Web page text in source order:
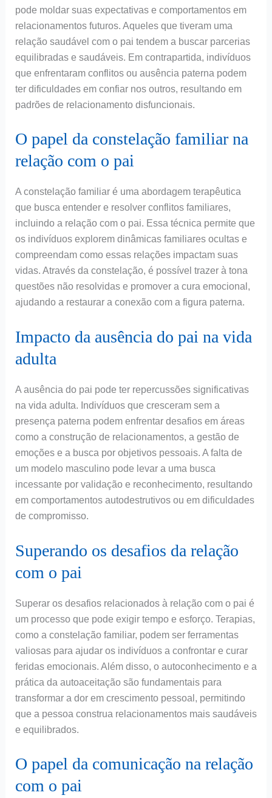
pode moldar suas expectativas e comportamentos em
relacionamentos futuros. Aqueles que tiveram uma
relação saudável com o pai tendem a buscar parcerias
equilibradas e saudáveis. Em contrapartida, indivíduos
que enfrentaram conflitos ou ausência paterna podem
ter dificuldades em confiar nos outros, resultando em
padrões de relacionamento disfuncionais.
O papel da constelação familiar na
relação com o pai
A constelação familiar é uma abordagem terapêutica
que busca entender e resolver conflitos familiares,
incluindo a relação com o pai. Essa técnica permite que
os indivíduos explorem dinâmicas familiares ocultas e
compreendam como essas relações impactam suas
vidas. Através da constelação, é possível trazer à tona
questões não resolvidas e promover a cura emocional,
ajudando a restaurar a conexão com a figura paterna.
Impacto da ausência do pai na vida
adulta
A ausência do pai pode ter repercussões significativas
na vida adulta. Indivíduos que cresceram sem a
presença paterna podem enfrentar desafios em áreas
como a construção de relacionamentos, a gestão de
emoções e a busca por objetivos pessoais. A falta de
um modelo masculino pode levar a uma busca
incessante por validação e reconhecimento, resultando
em comportamentos autodestrutivos ou em dificuldades
de compromisso.
Superando os desafios da relação
com o pai
Superar os desafios relacionados à relação com o pai é
um processo que pode exigir tempo e esforço. Terapias,
como a constelação familiar, podem ser ferramentas
valiosas para ajudar os indivíduos a confrontar e curar
feridas emocionais. Além disso, o autoconhecimento e a
prática da autoaceitação são fundamentais para
transformar a dor em crescimento pessoal, permitindo
que a pessoa construa relacionamentos mais saudáveis
e equilibrados.
O papel da comunicação na relação
com o pai